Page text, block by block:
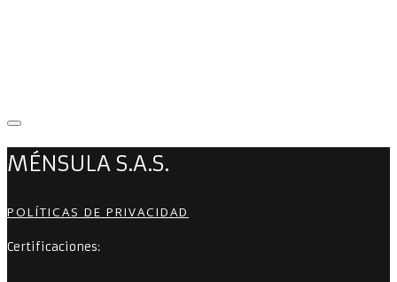
MÉNSULA S.A.S.
POLÍTICAS DE PRIVACIDAD
Certificaciones: